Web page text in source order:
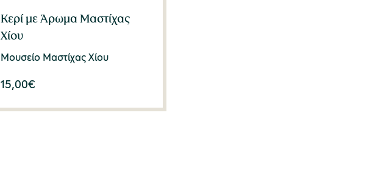
Κερί με Άρωμα Μαστίχας
Χίου
Μουσείο Μαστίχας Χίου
15,00€